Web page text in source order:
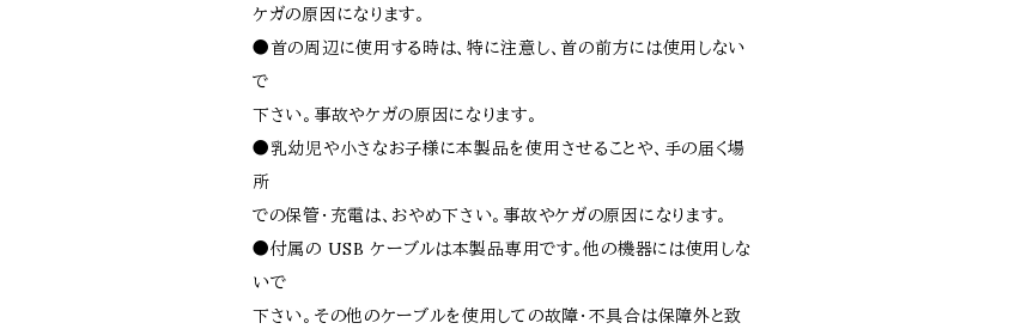
ケガの原因になります。
●首の周辺に使用する時は、特に注意し、首の前方には使用しない
で
下さい。事故やケガの原因になります。
●乳幼児や小さなお子様に本製品を使用させることや、手の届く場
所
での保管・充電は、おやめ下さい。事故やケガの原因になります。
●付属の USB ケーブルは本製品専用です。他の機器には使用しな
いで
下さい。その他のケーブルを使用しての故障・不具合は保障外と致